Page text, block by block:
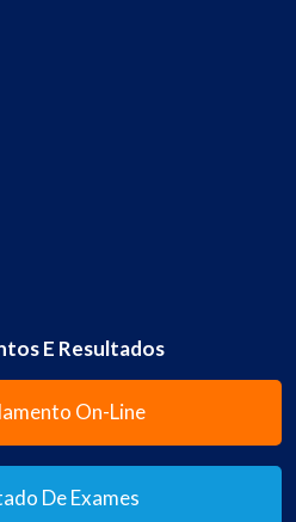
E Resultados
On-Line
De Exames